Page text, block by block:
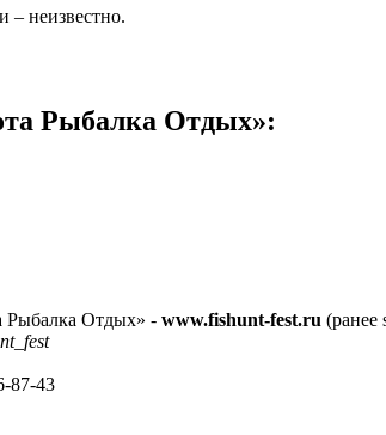
– неизвестно.
Рыбалка Отдых»:
Рыбалка Отдых» - www.fishunt-fest.ru (ранее
87-43